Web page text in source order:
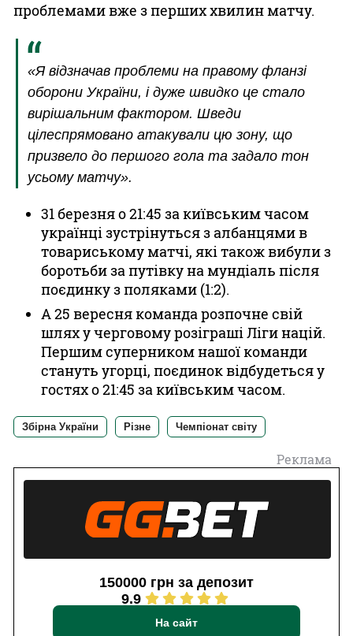
проблемами вже з перших хвилин матчу.
«Я відзначав проблеми на правому фланзі
оборони України, і дуже швидко це стало
вирішальним фактором. Шведи
цілеспрямовано атакували цю зону, що
призвело до першого гола та задало тон
усьому матчу».
31 березня о 21:45 за київським часом
українці зустрінуться з албанцями в
товариському матчі, які також вибули з
боротьби за путівку на мундіаль після
поєдинку з поляками (1:2).
А 25 вересня команда розпочне свій
шлях у черговому розіграші Ліги націй.
Першим суперником нашої команди
стануть угорці, поєдинок відбудеться у
гостях о 21:45 за київським часом.
Збірна України Різне Чемпіонат світу
Реклама
150000 грн за депозит
9.9
На сайт